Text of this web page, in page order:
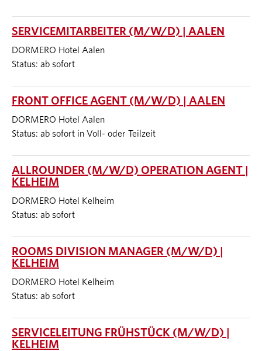
SERVICEMITARBEITER (M/W/D) | AALEN
DORMERO Hotel Aalen
Status: ab sofort
FRONT OFFICE AGENT (M/W/D) | AALEN
DORMERO Hotel Aalen
Status: ab sofort in Voll- oder Teilzeit
ALLROUNDER (M/W/D) OPERATION AGENT |
KELHEIM
DORMERO Hotel Kelheim
Status: ab sofort
ROOMS DIVISION MANAGER (M/W/D) |
KELHEIM
DORMERO Hotel Kelheim
Status: ab sofort
SERVICELEITUNG FRÜHSTÜCK (M/W/D) |
KELHEIM